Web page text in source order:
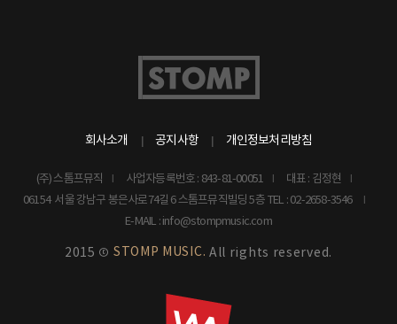
회사소개 공지사항 개인정보처리방침
(주) 스톰프뮤직 사업자등록번호 : 843-81-00051
대표 : 김정현
06154 서울 강남구 봉은사로74길 6 스톰프뮤직빌딩 5층 TEL : 02-2658-3546
E-MAIL : info@stompmusic.com
2015 © STOMP MUSIC. All rights reserved.